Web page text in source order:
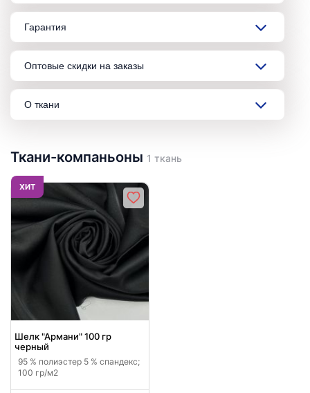
Гарантия
Оптовые скидки на заказы
О ткани
Ткани-компаньоны 1 ткань
ХИТ
Шелк "Армани" 100 гр
черный
95 % полиэстер 5 % спандекс;
100 гр/м2